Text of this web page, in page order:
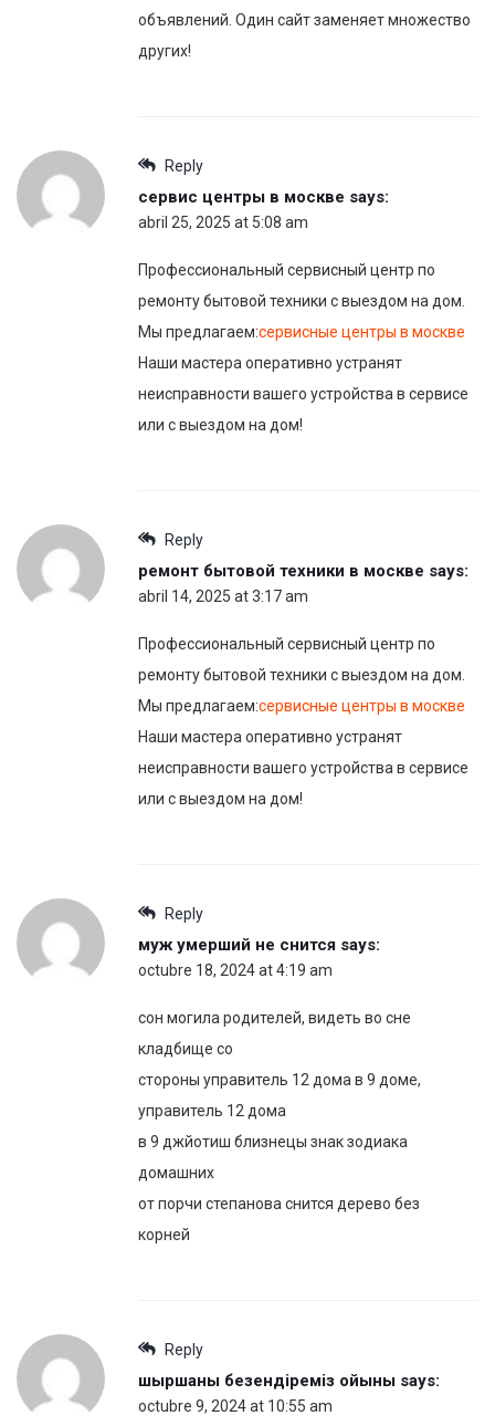
объявлений. Один сайт заменяет множество
других!
Reply
сервис центры в москве says:
abril 25, 2025 at 5:08 am
Профессиональный сервисный центр по
ремонту бытовой техники с выездом на дом.
Мы предлагаем:сервисные центры в москве
Наши мастера оперативно устранят
неисправности вашего устройства в сервисе
или с выездом на дом!
Reply
ремонт бытовой техники в москве says:
abril 14, 2025 at 3:17 am
Профессиональный сервисный центр по
ремонту бытовой техники с выездом на дом.
Мы предлагаем:сервисные центры в москве
Наши мастера оперативно устранят
неисправности вашего устройства в сервисе
или с выездом на дом!
Reply
муж умерший не снится says:
octubre 18, 2024 at 4:19 am
сон могила родителей, видеть во сне
кладбище со
стороны управитель 12 дома в 9 доме,
управитель 12 дома
в 9 джйотиш близнецы знак зодиака
домашних
от порчи степанова снится дерево без
корней
Reply
шыршаны безендіреміз ойыны says:
octubre 9, 2024 at 10:55 am